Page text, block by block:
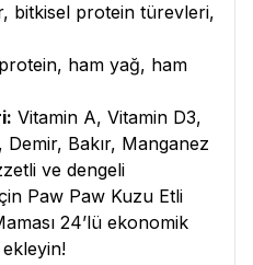
bitkisel protein türevleri,
ham yağ, ham
Vitamin A, Vitamin D3,
Bakır, Manganez
ve dengeli
Paw Paw Kuzu Etli
24’lü ekonomik